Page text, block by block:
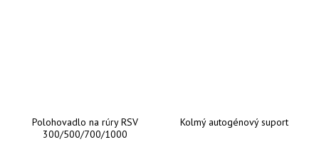
Polohovadlo na rúry RSV
300/500/700/1000
Kolmý autogénový suport